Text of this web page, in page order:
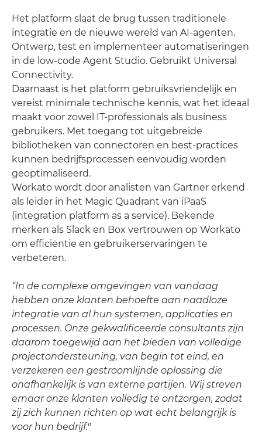
Het platform slaat de brug tussen traditionele
integratie en de nieuwe wereld van AI-agenten.
Ontwerp, test en implementeer automatiseringen
in de low-code Agent Studio. Gebruikt Universal
Connectivity.
Daarnaast is het platform gebruiksvriendelijk en
vereist minimale technische kennis, wat het ideaal
maakt voor zowel IT-professionals als business
gebruikers. Met toegang tot uitgebreide
bibliotheken van connectoren en best-practices
kunnen bedrijfsprocessen eenvoudig worden
geoptimaliseerd.
Workato wordt door analisten van Gartner erkend
als leider in het Magic Quadrant van iPaaS
(integration platform as a service). Bekende
merken als Slack en Box vertrouwen op Workato
om efficiëntie en gebruikerservaringen te
verbeteren.
“In de complexe omgevingen van vandaag
hebben onze klanten behoefte aan naadloze
integratie van al hun systemen, applicaties en
processen. Onze gekwalificeerde consultants zijn
daarom toegewijd aan het bieden van volledige
projectondersteuning, van begin tot eind, en
verzekeren een gestroomlijnde oplossing die
onafhankelijk is van externe partijen. Wij streven
ernaar onze klanten volledig te ontzorgen, zodat
zij zich kunnen richten op wat echt belangrijk is
voor hun bedrijf."